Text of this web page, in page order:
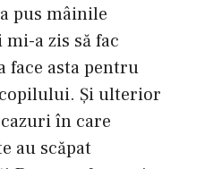
pus mâinile
a zis să fac
face asta pentru
Şi ulterior
în care
au scăpat